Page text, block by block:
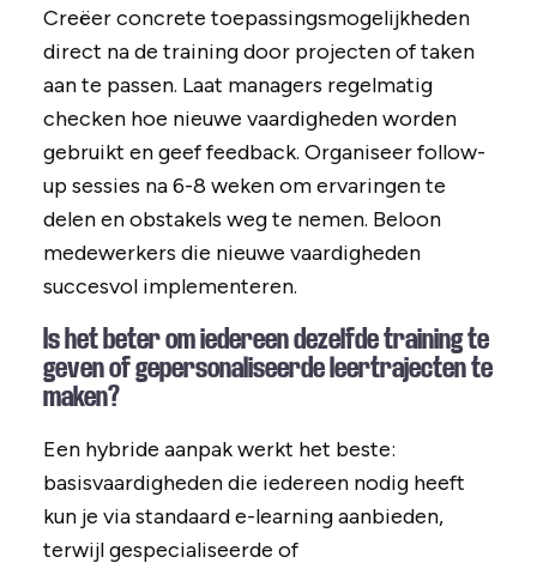
Creëer concrete toepassingsmogelijkheden
direct na de training door projecten of taken
aan te passen. Laat managers regelmatig
checken hoe nieuwe vaardigheden worden
gebruikt en geef feedback. Organiseer follow-
up sessies na 6-8 weken om ervaringen te
delen en obstakels weg te nemen. Beloon
medewerkers die nieuwe vaardigheden
succesvol implementeren.
Is het beter om iedereen dezelfde training te
geven of gepersonaliseerde leertrajecten te
maken?
Een hybride aanpak werkt het beste:
basisvaardigheden die iedereen nodig heeft
kun je via standaard e-learning aanbieden,
terwijl gespecialiseerde of